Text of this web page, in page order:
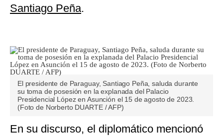
Santiago Peña.
El presidente de Paraguay, Santiago Peña, saluda durante
su toma de posesión en la explanada del Palacio
Presidencial López en Asunción el 15 de agosto de 2023.
(Foto de Norberto DUARTE / AFP)
En su discurso, el diplomático mencionó